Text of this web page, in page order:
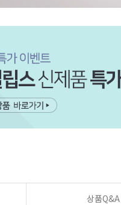
상품Q&A